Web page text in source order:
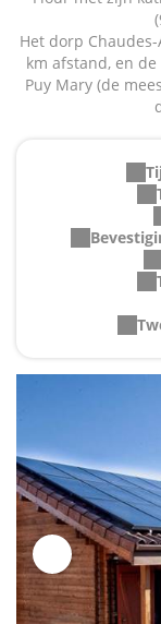
Het dorp
km afstand, en
Puy Mary (de